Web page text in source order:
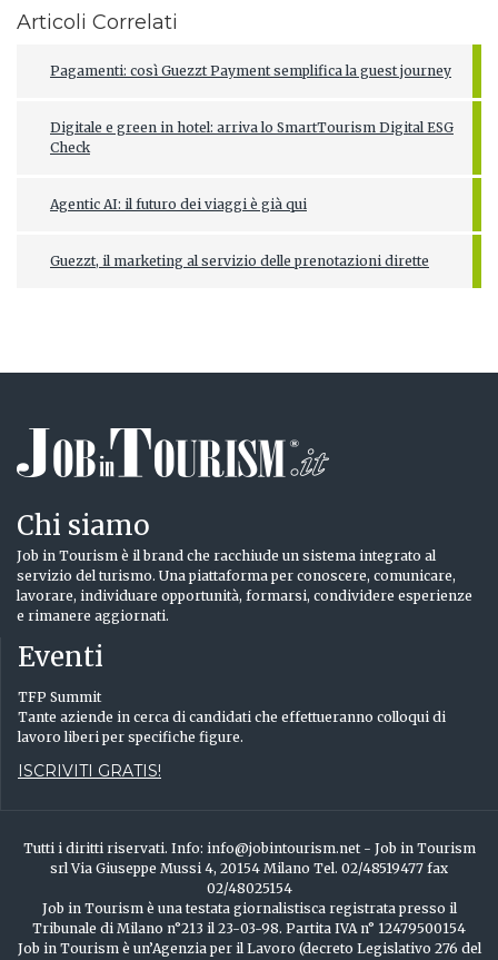
Articoli Correlati
Pagamenti: così Guezzt Payment semplifica la guest journey
Digitale e green in hotel: arriva lo SmartTourism Digital ESG
Check
Agentic AI: il futuro dei viaggi è già qui
Guezzt, il marketing al servizio delle prenotazioni dirette
Chi siamo
Job in Tourism è il brand che racchiude un sistema integrato al
servizio del turismo. Una piattaforma per conoscere, comunicare,
lavorare, individuare opportunità, formarsi, condividere esperienze
e rimanere aggiornati.
Eventi
TFP Summit
Tante aziende in cerca di candidati che effettueranno colloqui di
lavoro liberi per specifiche figure.
ISCRIVITI GRATIS!
Tutti i diritti riservati. Info: info@jobintourism.net - Job in Tourism
srl Via Giuseppe Mussi 4, 20154 Milano Tel. 02/48519477 fax
02/48025154
Job in Tourism è una testata giornalistisca registrata presso il
Tribunale di Milano n°213 il 23-03-98. Partita IVA n° 12479500154
Job in Tourism è un’Agenzia per il Lavoro (decreto Legislativo 276 del